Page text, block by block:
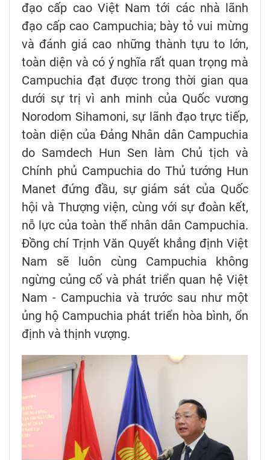
đạo cấp cao Việt Nam tới các nhà lãnh
đạo cấp cao Campuchia; bày tỏ vui mừng
và đánh giá cao những thành tựu to lớn,
toàn diện và có ý nghĩa rất quan trọng mà
Campuchia đạt được trong thời gian qua
dưới sự trị vì anh minh của Quốc vương
Norodom Sihamoni, sự lãnh đạo trực tiếp,
toàn diện của Đảng Nhân dân Campuchia
do Samdech Hun Sen làm Chủ tịch và
Chính phủ Campuchia do Thủ tướng Hun
Manet đứng đầu, sự giám sát của Quốc
hội và Thượng viện, cùng với sự đoàn kết,
nỗ lực của toàn thể nhân dân Campuchia.
Đồng chí Trịnh Văn Quyết khẳng định Việt
Nam sẽ luôn cùng Campuchia không
ngừng củng cố và phát triển quan hệ Việt
Nam - Campuchia và trước sau như một
ủng hộ Campuchia phát triển hòa bình, ổn
định và thịnh vượng.